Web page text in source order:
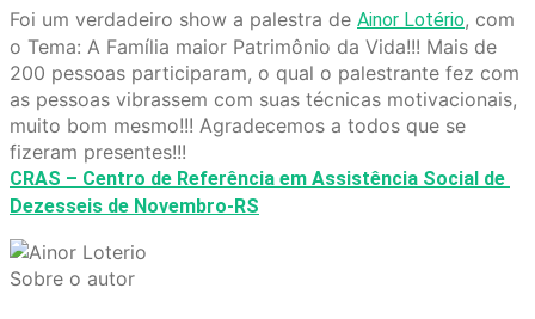
Foi um verdadeiro show a palestra de Ainor Lotério, com
o Tema: A Família maior Patrimônio da Vida!!! Mais de
200 pessoas participaram, o qual o palestrante fez com
as pessoas vibrassem com suas técnicas motivacionais,
muito bom mesmo!!! Agradecemos a todos que se
fizeram presentes!!!
CRAS – Centro de Referência em Assistência Social de
Dezesseis de Novembro-RS
Sobre o autor